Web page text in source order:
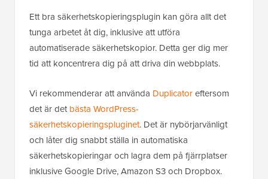
Ett bra säkerhetskopieringsplugin kan göra allt det
tunga arbetet åt dig, inklusive att utföra
automatiserade säkerhetskopior. Detta ger dig mer
tid att koncentrera dig på att driva din webbplats.
Vi rekommenderar att använda Duplicatoreftersom
det är detbästa WordPress-
säkerhetskopieringspluginet. Det är nybörjarvänligt
och låter dig snabbt ställa in automatiska
säkerhetskopieringar och lagra dem på fjärrplatser
inklusive Google Drive, Amazon S3 och Dropbox.